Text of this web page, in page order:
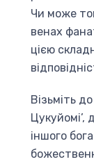
Чи може
венах
цією
Візьміть
Цукуйомі’,
іншого